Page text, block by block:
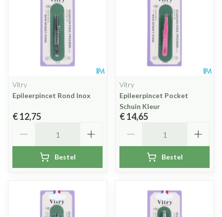
Vitry
Epileerpincet Rond Inox
€ 12,75
Bestel
Vitry
Epileerpincet Pocket
Schuin Kleur
€ 14,65
Bestel